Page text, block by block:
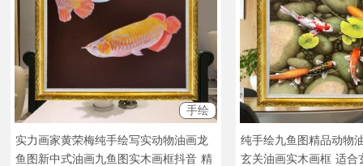
手绘
实力画家黄荣梅纯手绘写实动物油画龙
鱼图新中式油画九鱼图实木画框抖音 精
纯手绘九鱼图精品动物
玄关油画实木画框 适合